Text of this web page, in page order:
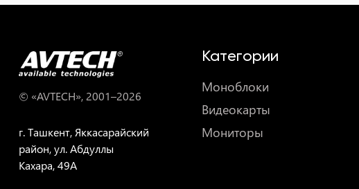
© «AVTECH», 2001–2026
г. Ташкент, Яккасарайский
район, ул. Абдуллы
Кахара, 49A
Категории
Моноблоки
Видеокарты
Мониторы